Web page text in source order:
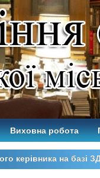
Виховна робота
керівника на базі